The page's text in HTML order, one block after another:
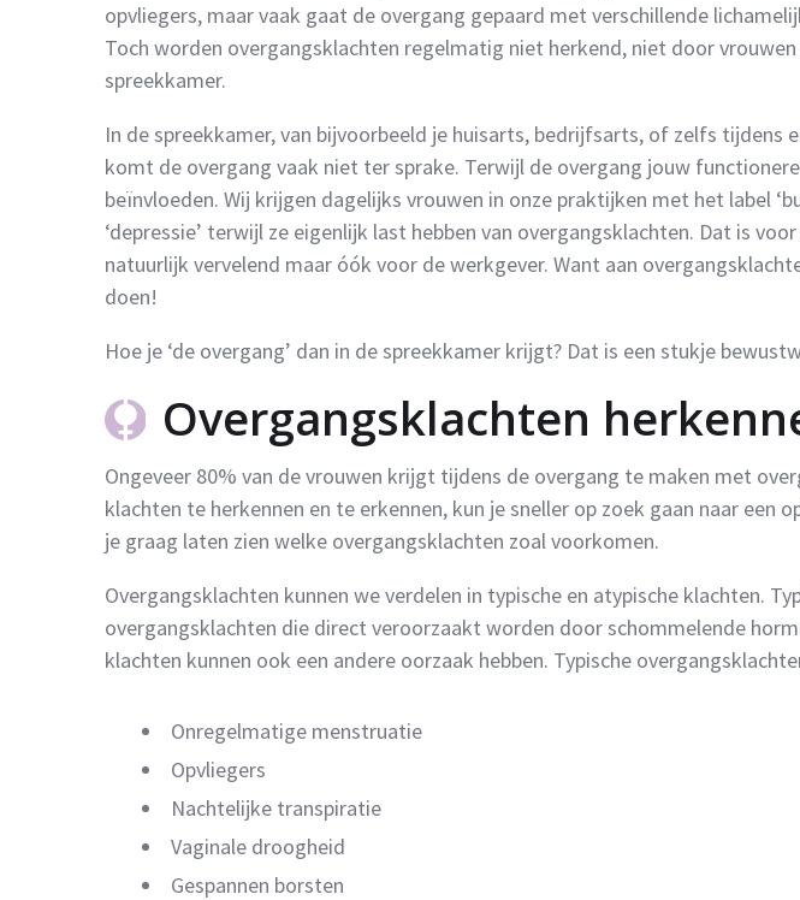
opvliegers, maar vaak gaat de overgang gepaard met verschillende
Toch worden overgangsklachten regelmatig niet herkend, niet door
spreekkamer.
In de spreekkamer, van bijvoorbeeld je huisarts, bedrijfsarts, of zelfs tijdens
komt de overgang vaak niet ter sprake. Terwijl de overgang jouw
beïnvloeden. Wij krijgen dagelijks vrouwen in onze praktijken met het label
‘depressie’ terwijl ze eigenlijk last hebben van overgangsklachten. Dat is
natuurlijk vervelend maar óók voor de werkgever. Want aan
doen!
Hoe je ‘de overgang’ dan in de spreekkamer krijgt? Dat is een stukje
Overgangsklachten
Ongeveer 80% van de vrouwen krijgt tijdens de overgang te maken met
klachten te herkennen en te erkennen, kun je sneller op zoek gaan naar een
je graag laten zien welke overgangsklachten zoal voorkomen.
Overgangsklachten kunnen we verdelen in typische en atypische klachten.
overgangsklachten die direct veroorzaakt worden door schommelende
klachten kunnen ook een andere oorzaak hebben. Typische
Onregelmatige menstruatie
Opvliegers
Nachtelijke transpiratie
Vaginale droogheid
Gespannen borsten